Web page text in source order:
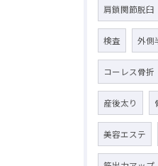
肩鎖関節脱臼
検査 外側
コーレス骨折
産後太り
美容エステ